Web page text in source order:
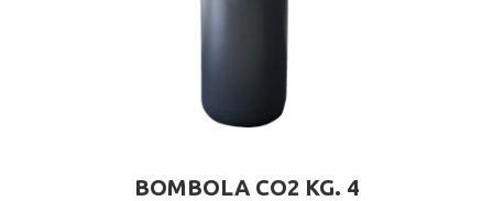
BOMBOLA CO2 KG. 4